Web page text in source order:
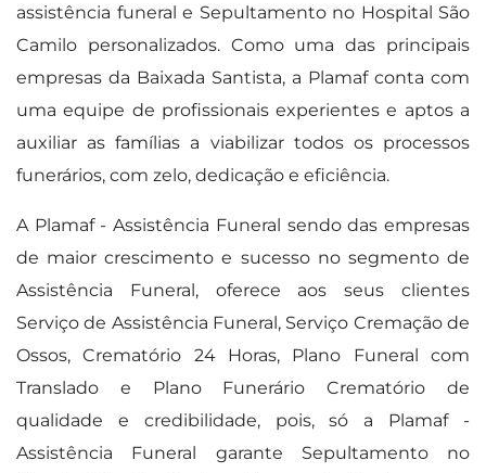
assistência funeral e Sepultamento no Hospital São
Camilo personalizados. Como uma das principais
empresas da Baixada Santista, a Plamaf conta com
uma equipe de profissionais experientes e aptos a
auxiliar as famílias a viabilizar todos os processos
funerários, com zelo, dedicação e eficiência.
A Plamaf - Assistência Funeral sendo das empresas
de maior crescimento e sucesso no segmento de
Assistência Funeral, oferece aos seus clientes
Serviço de Assistência Funeral, Serviço Cremação de
Ossos, Crematório 24 Horas, Plano Funeral com
Translado e Plano Funerário Crematório de
qualidade e credibilidade, pois, só a Plamaf -
Assistência Funeral garante Sepultamento no